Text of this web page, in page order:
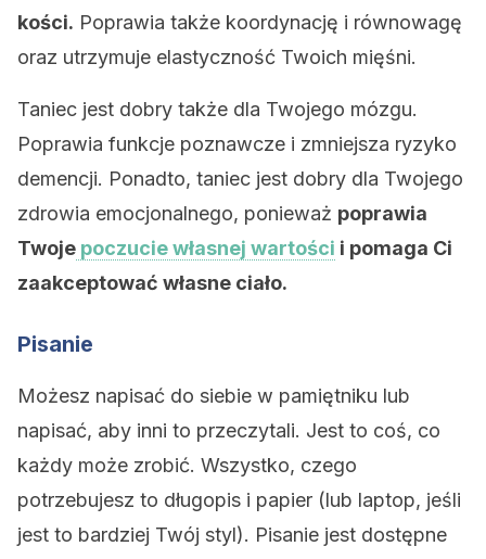
kości. Poprawia także koordynację i równowagę
oraz utrzymuje elastyczność Twoich mięśni.
Taniec jest dobry także dla Twojego mózgu.
Poprawia funkcje poznawcze i zmniejsza ryzyko
demencji. Ponadto, taniec jest dobry dla Twojego
zdrowia emocjonalnego, ponieważ poprawia
Twoje poczucie własnej wartości i pomaga Ci
zaakceptować własne ciało.
Pisanie
Możesz napisać do siebie w pamiętniku lub
napisać, aby inni to przeczytali. Jest to coś, co
każdy może zrobić. Wszystko, czego
potrzebujesz to długopis i papier (lub laptop, jeśli
jest to bardziej Twój styl). Pisanie jest dostępne